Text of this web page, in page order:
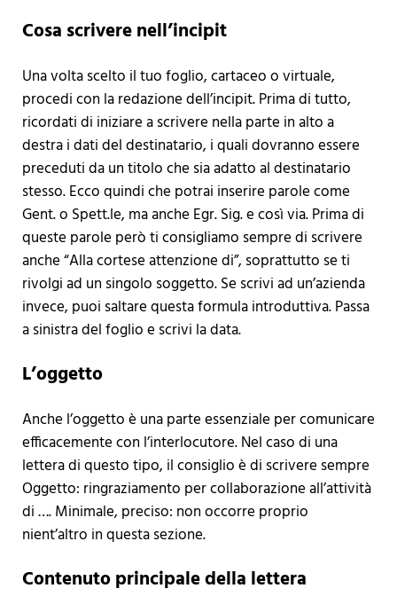
Cosa scrivere nell’incipit
Una volta scelto il tuo foglio, cartaceo o virtuale,
procedi con la redazione dell’incipit. Prima di tutto,
ricordati di iniziare a scrivere nella parte in alto a
destra i dati del destinatario, i quali dovranno essere
preceduti da un titolo che sia adatto al destinatario
stesso. Ecco quindi che potrai inserire parole come
Gent. o Spett.le, ma anche Egr. Sig. e così via. Prima di
queste parole però ti consigliamo sempre di scrivere
anche “Alla cortese attenzione di”, soprattutto se ti
rivolgi ad un singolo soggetto. Se scrivi ad un’azienda
invece, puoi saltare questa formula introduttiva. Passa
a sinistra del foglio e scrivi la data.
L’oggetto
Anche l’oggetto è una parte essenziale per comunicare
efficacemente con l’interlocutore. Nel caso di una
lettera di questo tipo, il consiglio è di scrivere sempre
Oggetto: ringraziamento per collaborazione all’attività
di …. Minimale, preciso: non occorre proprio
nient’altro in questa sezione.
Contenuto principale della lettera